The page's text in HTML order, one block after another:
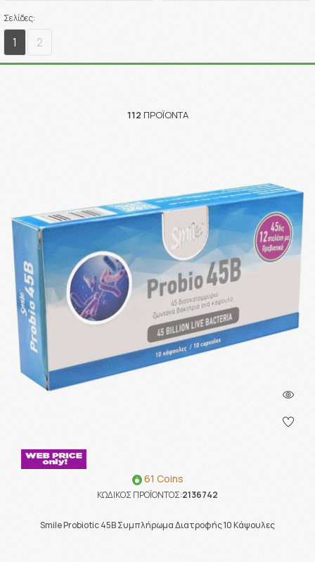
Σελίδες:
1 2
112ΠΡΟΪΌΝΤΑ
61 Coins
ΚΩΔΙΚΟΣ ΠΡΟΪΟΝΤΟΣ:2136742
Smile Probiotic 45B Συμπλήρωμα Διατροφής 10 Κάψουλες